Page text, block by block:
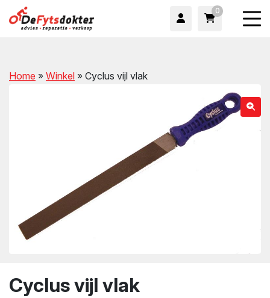
0
Home » Winkel » Cyclus vijl vlak
Cyclus vijl vlak